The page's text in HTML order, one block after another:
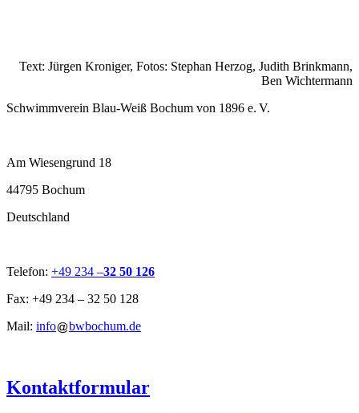
Text: Jürgen Kroniger, Fotos: Stephan Herzog, Judith Brinkmann,
Ben Wichtermann
Schwimmverein Blau-Weiß Bochum von 1896 e. V.
Am Wiesengrund 18
44795 Bochum
Deutschland
Telefon: +49 234 –32 50 126
Fax: +49 234 – 32 50 128
Mail: info bwbochum.de
Kontaktformular